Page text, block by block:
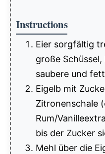
Instructions
Eier sorgfältig
große
saubere und
Eigelb mit
Zitronenschale
Rum/
bis der Zucker
Mehl über die